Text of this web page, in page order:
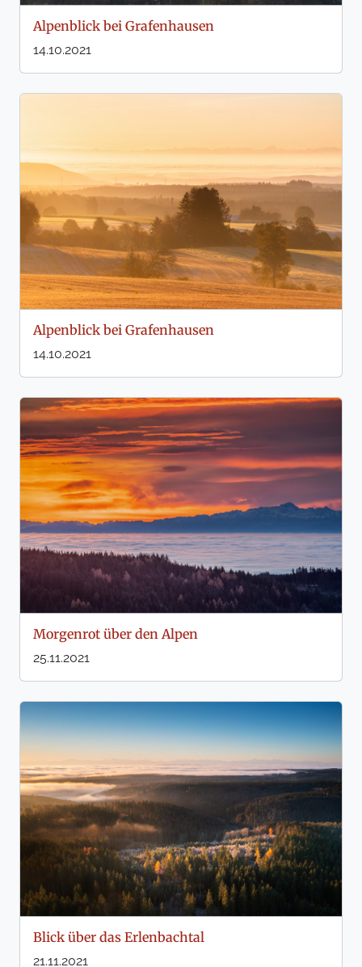
Alpenblick bei Grafenhausen
14.10.2021
Alpenblick bei Grafenhausen
14.10.2021
Morgenrot über den Alpen
25.11.2021
Blick über das Erlenbachtal
21.11.2021